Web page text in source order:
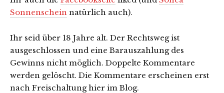
Sonnenschein natürlich auch).
Ihr seid über 18 Jahre alt. Der Rechtsweg ist
ausgeschlossen und eine Barauszahlung des
Gewinns nicht möglich. Doppelte Kommentare
werden gelöscht. Die Kommentare erscheinen erst
nach Freischaltung hier im Blog.